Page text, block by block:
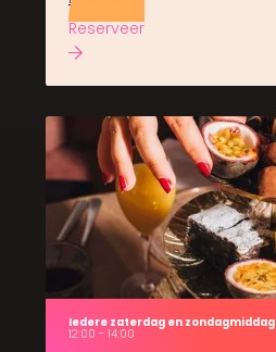
Reserveer
Iedere zaterdag en zondagmiddag
12:00 - 14:00